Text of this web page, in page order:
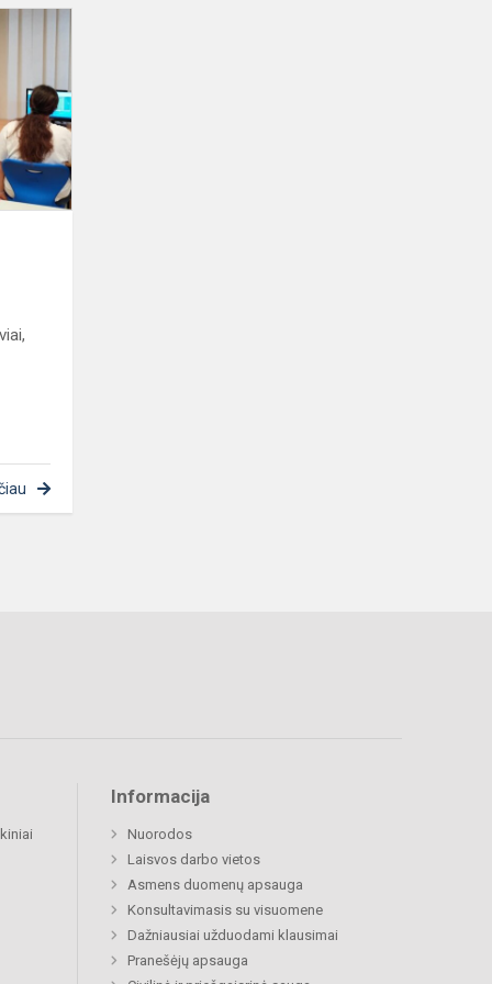
Informacija
Nuorodos
Laisvos darbo vietos
Asmens duomenų apsauga
Konsultavimasis su visuomene
Dažniausiai užduodami klausimai
Pranešėjų apsauga